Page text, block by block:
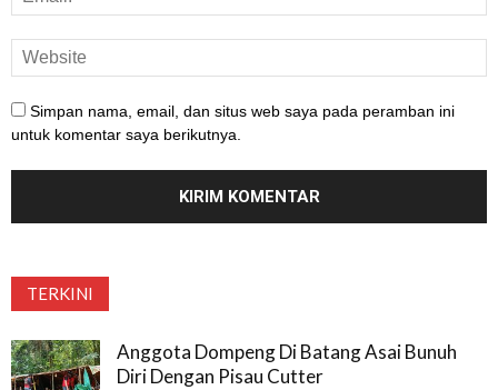
Simpan nama, email, dan situs web saya pada peramban ini
untuk komentar saya berikutnya.
TERKINI
Anggota Dompeng Di Batang Asai Bunuh
Diri Dengan Pisau Cutter